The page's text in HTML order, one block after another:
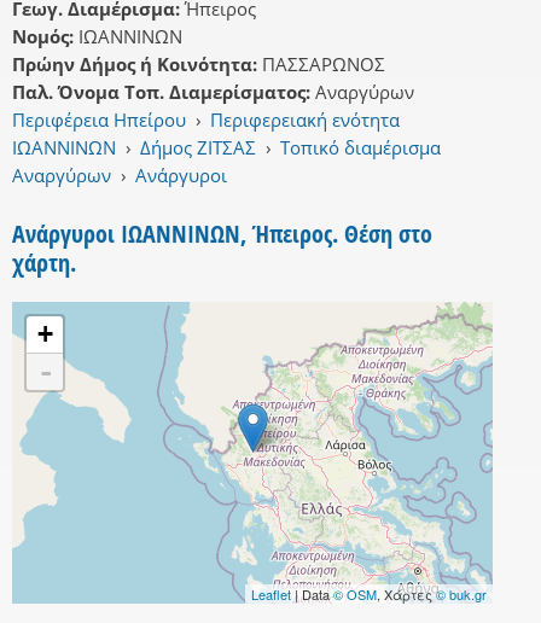
Γεωγ. Διαμέρισμα:Ήπειρος
Νομός: ΙΩΑΝΝΙΝΩΝ
Πρώην Δήμος ή Κοινότητα: ΠΑΣΣΑΡΩΝΟΣ
Παλ. Όνομα Τοπ. Διαμερίσματος: Αναργύρων
Περιφέρεια Ηπείρου › Περιφερειακή ενότητα
ΙΩΑΝΝΙΝΩΝ › Δήμος ΖΙΤΣΑΣ › Τοπικό διαμέρισμα
Αναργύρων › Ανάργυροι
Ανάργυροι ΙΩΑΝΝΙΝΩΝ, Ήπειρος. Θέση στο
χάρτη.
+
-
Leaflet| Data© OSM, Χάρτες© buk.gr